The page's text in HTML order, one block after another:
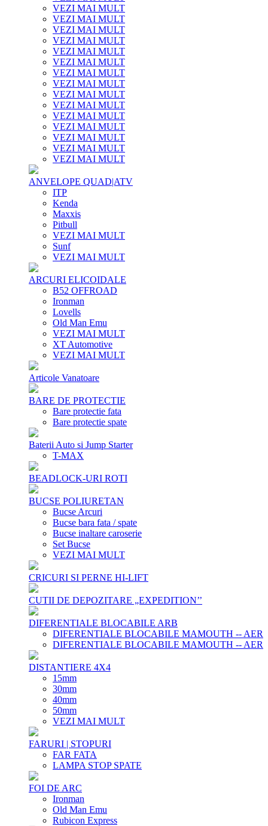
VEZI MAI MULT
VEZI MAI MULT
VEZI MAI MULT
VEZI MAI MULT
VEZI MAI MULT
VEZI MAI MULT
VEZI MAI MULT
VEZI MAI MULT
VEZI MAI MULT
VEZI MAI MULT
VEZI MAI MULT
VEZI MAI MULT
VEZI MAI MULT
VEZI MAI MULT
VEZI MAI MULT
ANVELOPE QUAD|ATV
ITP
Kenda
Maxxis
Pitbull
VEZI MAI MULT
Sunf
VEZI MAI MULT
ARCURI ELICOIDALE
B52 OFFROAD
Ironman
Lovells
Old Man Emu
VEZI MAI MULT
XT Automotive
VEZI MAI MULT
Articole Vanatoare
BARE DE PROTECTIE
Bare protectie fata
Bare protectie spate
Baterii Auto si Jump Starter
T-MAX
BEADLOCK-URI ROTI
BUCSE POLIURETAN
Bucse Arcuri
Bucse bara fata / spate
Bucse inaltare caroserie
Set Bucse
VEZI MAI MULT
CRICURI SI PERNE HI-LIFT
CUTII DE DEPOZITARE „EXPEDITION’’
DIFERENTIALE BLOCABILE ARB
DIFERENTIALE BLOCABILE MAMOUTH -- AER
DIFERENTIALE BLOCABILE MAMOUTH -- AER
DISTANTIERE 4X4
15mm
30mm
40mm
50mm
VEZI MAI MULT
FARURI | STOPURI
FAR FATA
LAMPA STOP SPATE
FOI DE ARC
Ironman
Old Man Emu
Rubicon Express